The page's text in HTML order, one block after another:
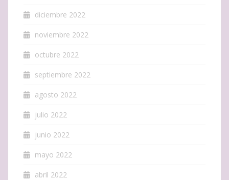
diciembre 2022
noviembre 2022
octubre 2022
septiembre 2022
agosto 2022
julio 2022
junio 2022
mayo 2022
abril 2022